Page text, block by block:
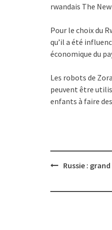
rwandais The
Pour le choix du
qu’il a été
économique du
Les robots de
peuvent être
enfants à faire
PostRussie :